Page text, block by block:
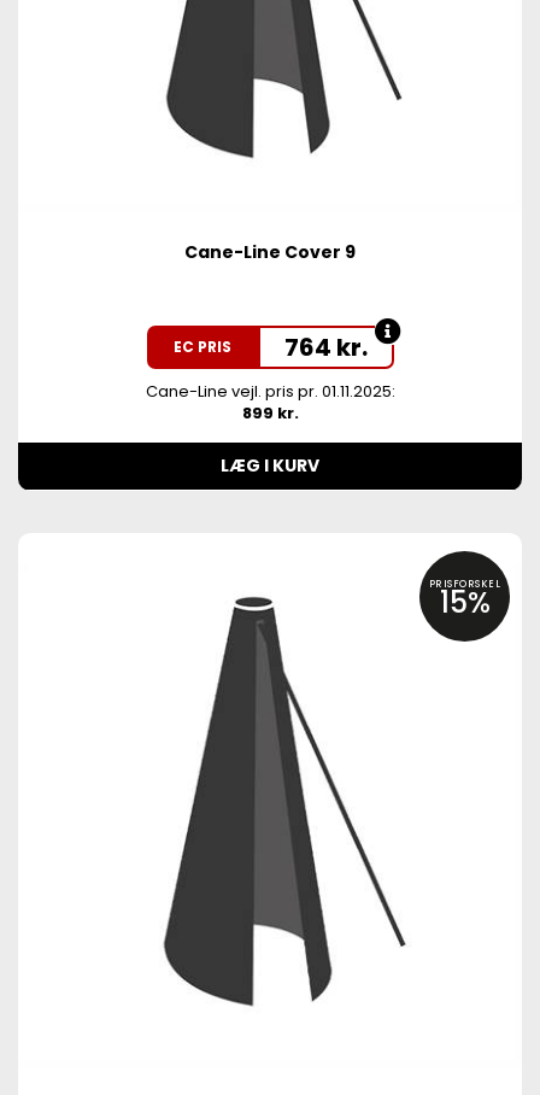
Cane-Line Cover 9
EC PRIS 764 kr.
Cane-Line vejl. pris pr. 01.11.2025:
899 kr.
LÆG I KURV
PRISFORSKEL
15%